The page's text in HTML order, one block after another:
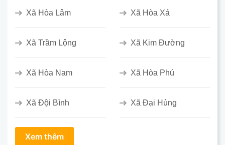
Xã Hòa Lâm Xã Hòa Xá
Xã Trầm Lộng Xã Kim Đường
Xã Hòa Nam Xã Hòa Phú
Xã Đội Bình Xã Đại Hùng